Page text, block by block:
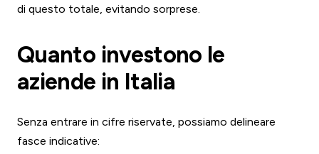
di questo totale, evitando sorprese.
Quanto investono le
aziende in Italia
Senza entrare in cifre riservate, possiamo delineare
fasce indicative: